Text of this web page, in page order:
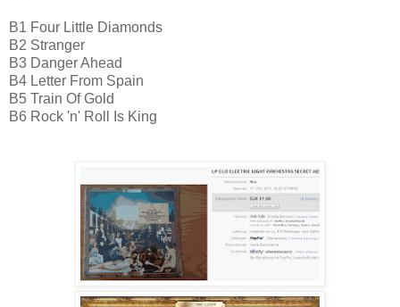
B1 Four Little Diamonds
B2 Stranger
B3 Danger Ahead
B4 Letter From Spain
B5 Train Of Gold
B6 Rock 'n' Roll Is King